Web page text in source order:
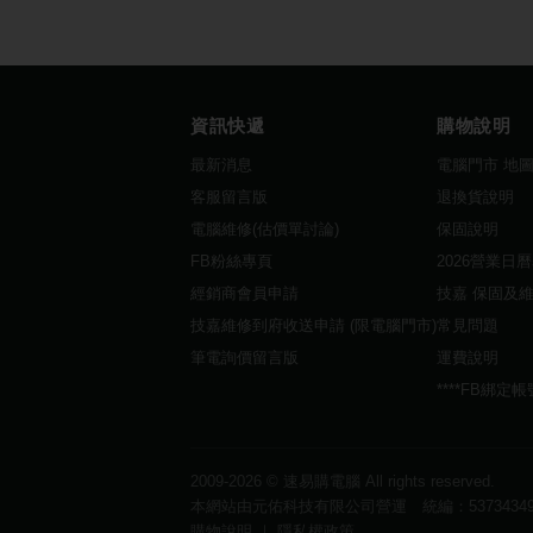
資訊快遞
最新消息
客服留言版
電腦維修(估價單討論)
FB粉絲專頁
經銷商會員申請
技嘉維修到府收送申請 (限電腦門市)
筆電詢價留言版
購物說明
電腦門市 地圖
退換貨說明
保固說明
2026營業日曆
技嘉 保固及
常見問題
運費說明
****FB綁定帳